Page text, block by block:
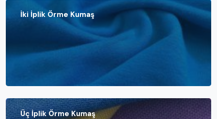
İki İplik Örme Kumaş
Üç İplik Örme Kumaş